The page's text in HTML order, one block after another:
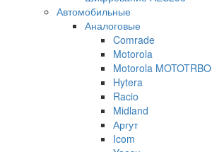
Автомобильные
Аналоговые
Comrade
Motorola
Motorola MOTOTRBO
Hytera
Racio
Midland
Аргут
Icom